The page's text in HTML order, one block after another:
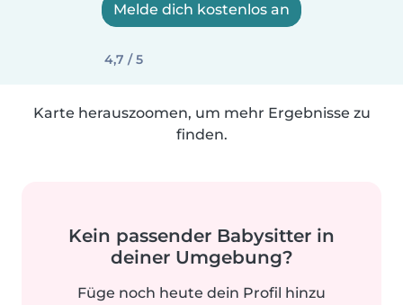
Melde dich kostenlos an
4,7 / 5
Karte herauszoomen, um mehr Ergebnisse zu
finden.
Kein passender Babysitter in
deiner Umgebung?
Füge noch heute dein Profil hinzu